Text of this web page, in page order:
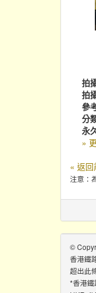
拍
拍
參
分
永
»
« 返回
注意：
©
香港鐵
超出此
*香港